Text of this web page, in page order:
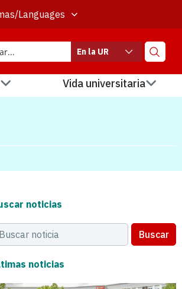
Languages
En la UR
Vida universitaria
noticias
Buscar
noticias